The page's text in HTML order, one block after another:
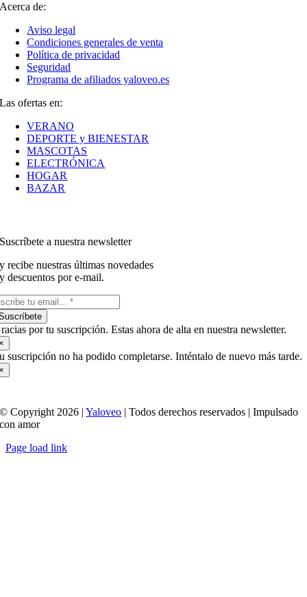
Acerca de:
Aviso legal
Condiciones generales de venta
Política de privacidad
Seguridad
Programa de afiliados yaloveo.es
Las ofertas en:
VERANO
DEPORTE y BIENESTAR
MASCOTAS
ELECTRÓNICA
HOGAR
BAZAR
Suscríbete a nuestra newsletter
y recibe nuestras últimas novedades
y descuentos por e-mail.
por tu suscripción. Estas ahora de alta en nuestra newsletter.
suscripción no ha podido completarse. Inténtalo de nuevo más tarde.
© Copyright 2026 |Yaloveo | Todos derechos reservados | Impulsado
con amor
Page load link